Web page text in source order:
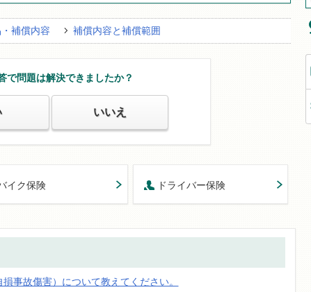
補償内容 補償内容と補償範囲
で問題は解決できましたか？
いいえ
イク保険 ドライバー保険
事故傷害）について教えてください。